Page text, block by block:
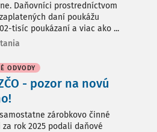
Daňovníci prostredníctvom
daní poukážu
tisíc poukázaní a viac ako ...
ODVODY
- pozor na novú
zárobkovo činné
za rok 2025 podali daňové